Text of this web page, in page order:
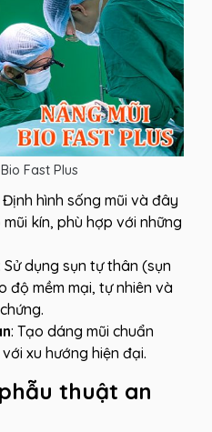
Fast Plus
Định hình sống mũi và đây
kín, phù hợp với những
Sử dụng sụn tự thân (sụn
độ mềm mại, tự nhiên và
: Tạo dáng mũi chuẩn
xu hướng hiện đại.
thuật an